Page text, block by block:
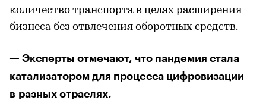
количество транспорта в целях расширения
бизнеса без отвлечения оборотных средств.
— Эксперты отмечают, что пандемия стала
катализатором для процесса цифровизации
в разных отраслях.